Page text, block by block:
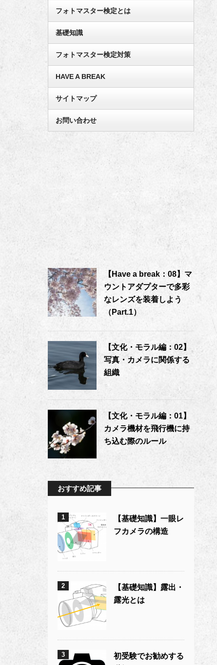
フォトマスター検定とは
基礎知識
フォトマスター検定対策
HAVE A BREAK
サイトマップ
お問い合わせ
【Have a break：08】マ
ウントアダプターで多彩
なレンズを装着しよう
（Part.1）
【文化・モラル編：02】
写真・カメラに関係する
組織
【文化・モラル編：01】
カメラ機材を飛行機に持
ち込む際のルール
おすすめ記事
1
【基礎知識】一眼レ
フカメラの構造
2
【基礎知識】露出・
露光とは
3
初受験でお勧めする